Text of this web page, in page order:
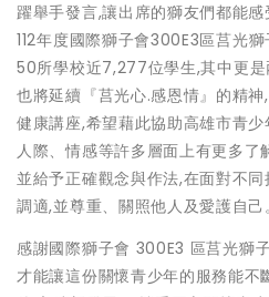
躍舉手發言,讓出席的獅友們都能感
112年度國際獅子會300E3區莒光
50所學校近7,277位學生,其中更是
也將延續『莒光心.感恩情』的精
健康講座,希望藉此協助高雄市青
人際、情感等許多層面上有更多
並給予正確觀念與作法,在面對不
調適,並尊重、關照他人及愛護自己。
感謝國際獅子會 300E3 區莒光獅
才能讓這份關懷青少年的服務能